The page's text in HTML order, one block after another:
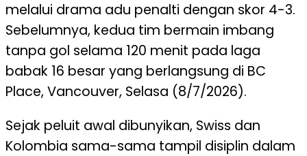
melalui drama adu penalti dengan skor 4-3.
Sebelumnya, kedua tim bermain imbang
tanpa gol selama 120 menit pada laga
babak 16 besar yang berlangsung di BC
Place, Vancouver, Selasa (8/7/2026).
Sejak peluit awal dibunyikan, Swiss dan
Kolombia sama-sama tampil disiplin dalam